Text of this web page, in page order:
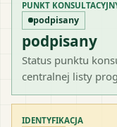
PUNKT
podpisany
podpisany
Status punktu
centralnej listy
IDENTYFIKACJA